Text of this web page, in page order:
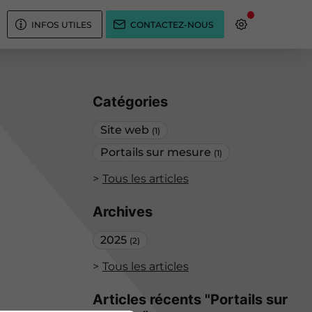
INFOS UTILES CONTACTEZ-NOUS
Catégories
Site web (1)
Portails sur mesure (1)
Tous les articles
Archives
2025 (2)
Tous les articles
Articles récents "Portails sur